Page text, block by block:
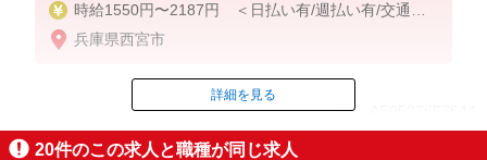
時給1550円〜2187円 ＜日払い有/週払い有/交通費
全支給(ガソリン代含む)＞
兵庫県西宮市
ID：AE0527657644
詳細を見る
20件のこの求人と職種が同じ求人